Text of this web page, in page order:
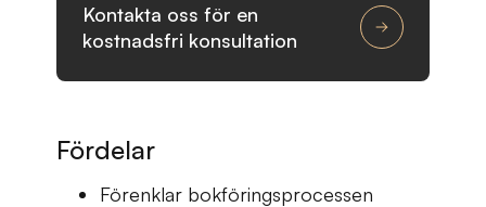
Kontakta oss för en
kostnadsfri konsultation
Fördelar
Förenklar bokföringsprocessen